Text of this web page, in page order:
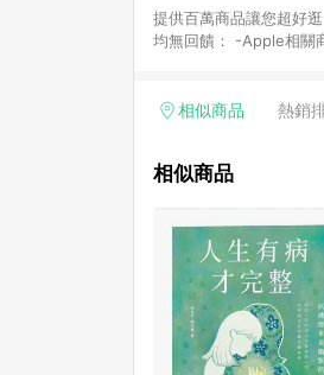
提供百萬商品讓您超好逛，15
均無回饋： -Apple相關
Yahoo超贈點回饋者 -
相似商品 熱銷
相似商品